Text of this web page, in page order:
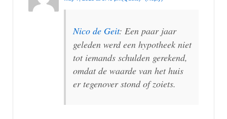
Nico de Geit: Een paar jaar
geleden werd een hypotheek niet
tot iemands schulden gerekend,
omdat de waarde van het huis
er tegenover stond of zoiets.